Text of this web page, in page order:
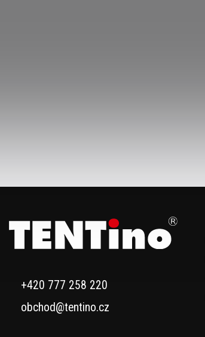
+420 777 258 220
obchod@tentino.cz